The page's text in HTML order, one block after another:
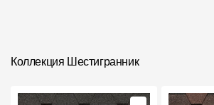
Коллекция Шестигранник